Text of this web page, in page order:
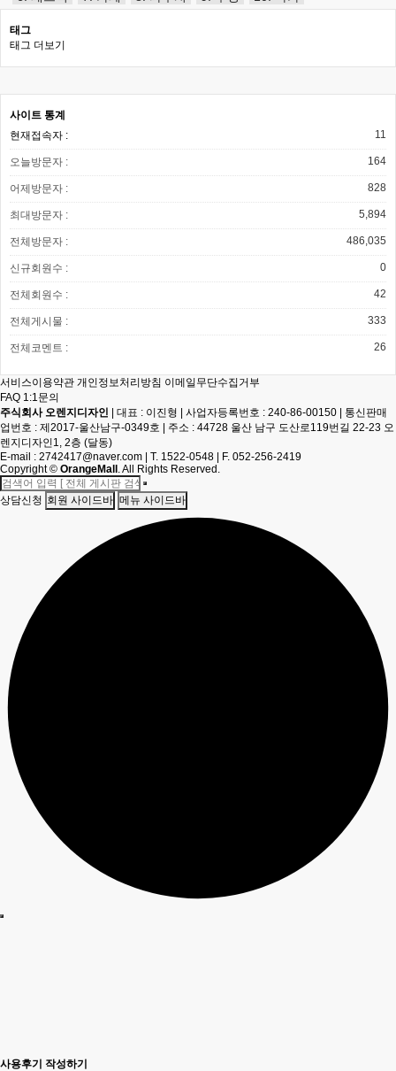
태그
태그 더보기
사이트 통계
현재접속자 :
11
오늘방문자 : 164
어제방문자 : 828
최대방문자 : 5,894
전체방문자 : 486,035
신규회원수 : 0
전체회원수 : 42
전체게시물 : 333
전체코멘트 : 26
서비스이용약관 개인정보처리방침 이메일무단수집거부
FAQ 1:1문의
주식회사 오렌지디자인
대표 : 이진형 사업자등록번호 : 240-86-00150
통신판매
업번호 : 제2017-울산남구-0349호
주소 : 44728 울산 남구 도산로119번길 22-23 오
렌지디자인1, 2층 (달동)
E-mail : 2742417@naver.com T. 1522-0548
F. 052-256-2419
Copyright© OrangeMall . All Rights Reserved.
상담신청 회원 사이드바 메뉴 사이드바
사용후기 작성하기